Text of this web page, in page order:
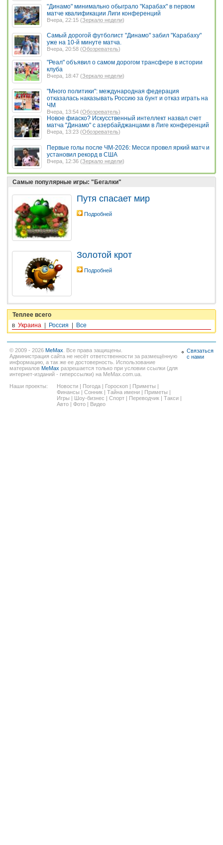
"Динамо" минимально обыграло "Карабах" в первом
матче квалификации Лиги конференций
Вчера, 22:15 (Зеркало недели)
Самый дорогой футболист "Динамо" забил "Карабаху"
уже на 10-й минуте матча.
Вчера, 20:58 (Обозреватель)
"Реал" объявил о самом дорогом трансфере в истории
клуба
Вчера, 18:47 (Зеркало недели)
"Много политики": международная федерация
отказалась наказывать Россию за бунт и отказ играть на
ЧМ
Вчера, 13:54 (Обозреватель)
Новое фиаско? Искусственный интеллект назвал счет
матча "Динамо" с азербайджанцами в Лиге конференций
Вчера, 13:23 (Обозреватель)
Первые голы после ЧМ-2026: Месси провел яркий матч и
установил рекорд в США
Вчера, 12:36 (Зеркало недели)
Самые популярные игры: "Бегалки"
Путя спасает мир
Подробней
Золотой крот
Подробней
Теплее всего
в Украина | Россия | Все
© 2009 - 2026 MeMax . Все права защищены.
Администрация сайта не несёт ответственности за размещённую
информацию, а так же ее достоверность. Использование
материалов MeMax разрешается только при условии ссылки (для
интернет-изданий - гиперссылки) на MeMax.com.ua.
Наши проекты:
Новости | Погода | Гороскоп | Приметы |
Финансы | Сонник | Тайна имени | Приметы |
Игры | Шоу-бизнес | Спорт | Переводчик | Такси |
Авто | Фото | Видео
Связаться
с нами